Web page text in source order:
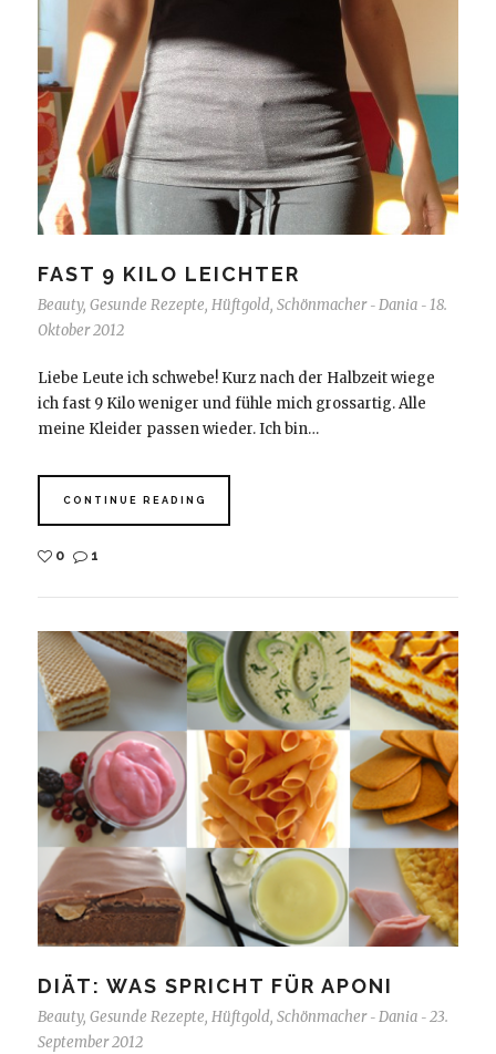
FAST 9 KILO LEICHTER
Beauty, Gesunde Rezepte, Hüftgold, Schönmacher - Dania - 18.
Oktober 2012
Liebe Leute ich schwebe! Kurz nach der Halbzeit wiege
ich fast 9 Kilo weniger und fühle mich grossartig. Alle
meine Kleider passen wieder. Ich bin…
CONTINUE READING
0 1
DIÄT: WAS SPRICHT FÜR APONI
Beauty, Gesunde Rezepte, Hüftgold, Schönmacher - Dania - 23.
September 2012